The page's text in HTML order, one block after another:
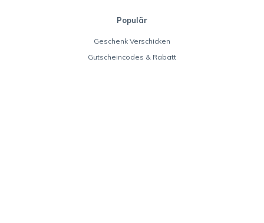
Populär
Geschenk Verschicken
Gutscheincodes & Rabatt